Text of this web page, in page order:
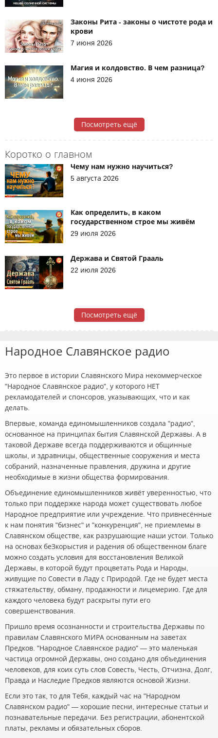
Коротко о главном
Чему нам нужно научиться?
5 августа 2026
Как определить, в каком
государственном строе мы живём
29 июля 2026
Держава и Святой Грааль
22 июля 2026
Посмотреть ещё
Законы Рита - законы о чистоте рода и
крови
7 июня 2026
Магия и колдовство. В чем разница?
4 июня 2026
Посмотреть ещё
Народное Славянское радио
Это первое в истории Славянского Мира некоммерческое
"Народное Славянское радио", у которого НЕТ
рекламодателей и спонсоров, указывающих, что и как
делать.
Впервые, команда единомышленников создала "радио",
основанное на принципах бытия Славянской Державы. А в
таковой Державе всегда поддерживаются и общинные
школы, и здравницы, общественные сооружения и места
собраний, назначенные правления, дружина и другие
необходимые в жизни общества формирования.
Объединение единомышленников живёт уверенностью, что
только при поддержке народа может существовать любое
Народное предприятие или учреждение. Что привнесённые
к нам понятия "бизнес" и "конкуренция", не приемлемы в
Славянском обществе, как разрушающие наши устои. Только
на основах беЗкорыстия и радения об общественном благе
можно создать условия для восстановления Великой
Державы, в которой будут процветать Рода и Народы,
живущие по Совести в Ладу с Природой. Где не будет места
стяжательству, обману, продажности и лицемерию. Где для
каждого человека будут раскрыты пути его
совершенствования.
Пришло время осознанности и строительства Державы по
правилам Славянского МИРА основанным на заветах
Предков. "Народное Славянское радио" — это маленькая
частица огромной Державы, оно создано для объединения
человеков, для коих суть слов Совесть, Честь, Отчизна, Долг,
Правда и Наследие Предков являются основой Жизни.
Если это так, то для Тебя, каждый час на "Народном
Славянском радио" — хорошие песни, интересные статьи и
познавательные передачи. Без регистрации, абонентской
платы, рекламы и обязательных сборов.